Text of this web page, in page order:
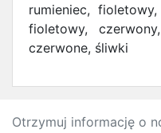
rumieniec,
fioletowy,
czerwone, śliwki
Otrzymuj informację o